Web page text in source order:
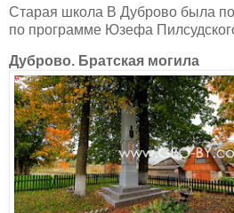
Старая школа В Дуброво была
по программе Юзефа
Дуброво. Братская могила